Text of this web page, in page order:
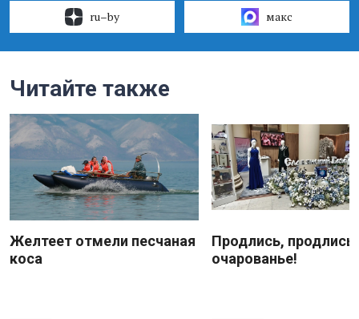
ru–by макс
Читайте также
Желтеет отмели песчаная
коса
Продлись, продлись
очарованье!